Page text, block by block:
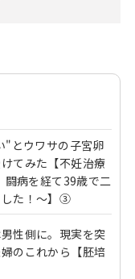
"とウワサの子宮卵
てみた【不妊治療
闘病を経て39歳で二
した！～】③
性側に。現実を突
のこれから【胚培